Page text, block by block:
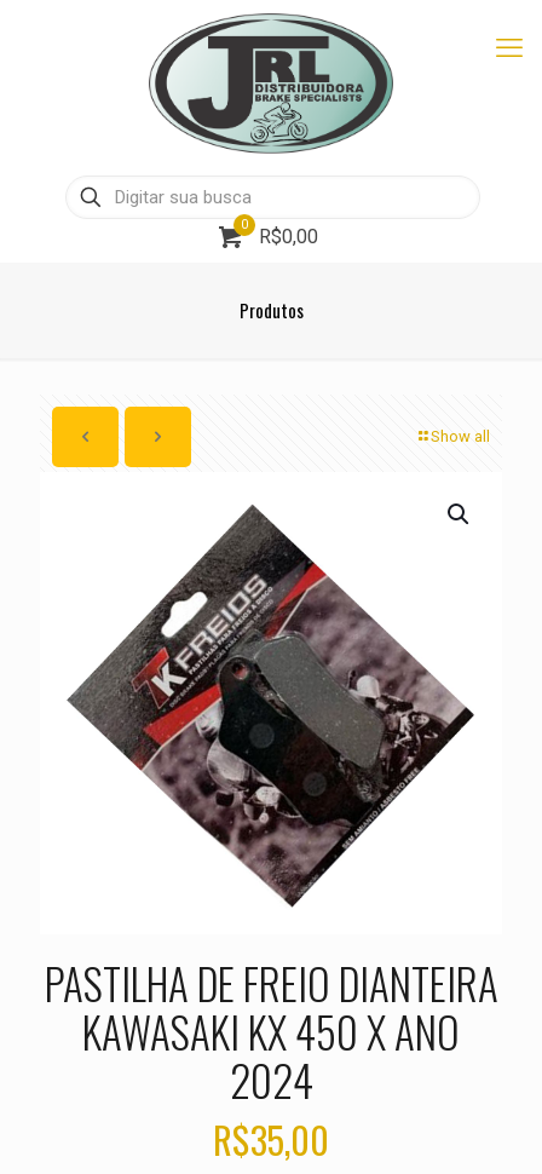
0
R$0,00
Produtos
Show all
PASTILHA DE FREIO DIANTEIRA
KAWASAKI KX 450 X ANO
2024
R$35,00